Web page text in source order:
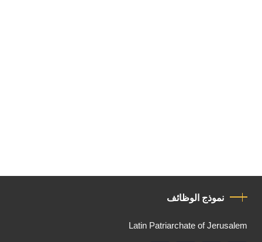
نموذج الوظائف
Latin Patriarchate of Jerusalem